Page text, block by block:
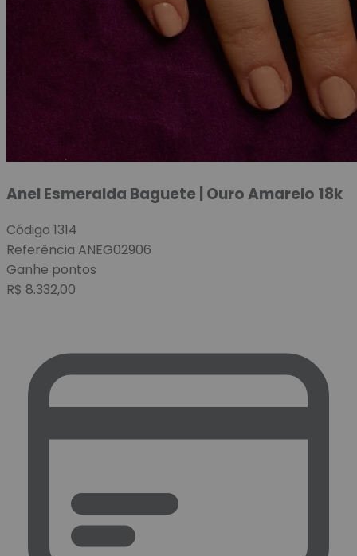
Anel Esmeralda Baguete | Ouro Amarelo 18k
Código 1314
Referência ANEG02906
Ganhe pontos
R$ 8.332,00